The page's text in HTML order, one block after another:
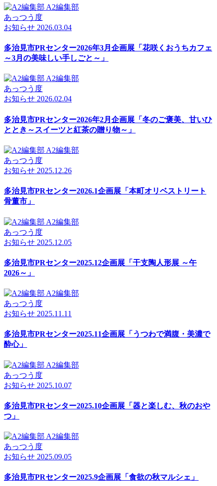
A2編集部
あっつう度
お知らせ 2026.03.04
多治見市PRセンター2026年3月企画展「花咲くおうちカフェ
～3月の美味しい手しごと～」
A2編集部
あっつう度
お知らせ 2026.02.04
多治見市PRセンター2026年2月企画展「冬のご褒美、甘いひ
ととき～スイーツと紅茶の贈り物～」
A2編集部
あっつう度
お知らせ 2025.12.26
多治見市PRセンター2026.1企画展「本町オリベストリート
骨董市」
A2編集部
あっつう度
お知らせ 2025.12.05
多治見市PRセンター2025.12企画展「干支陶人形展 ～午
2026～」
A2編集部
あっつう度
お知らせ 2025.11.11
多治見市PRセンター2025.11企画展「うつわで満腹・美濃で
酔心」
A2編集部
あっつう度
お知らせ 2025.10.07
多治見市PRセンター2025.10企画展「器と楽しむ、秋のおや
つ」
A2編集部
あっつう度
お知らせ 2025.09.05
多治見市PRセンター2025.9企画展「食欲の秋マルシェ」